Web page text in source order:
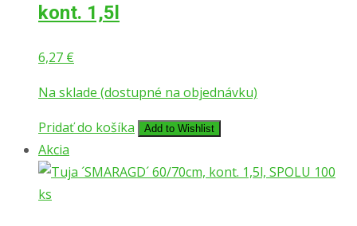
kont. 1,5l
6,27 €
Na sklade (dostupné na objednávku)
Pridať do košíka
Add to Wishlist
Akcia